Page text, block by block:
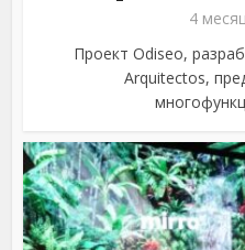
4
Проект Odiseo,
Arquitectos,